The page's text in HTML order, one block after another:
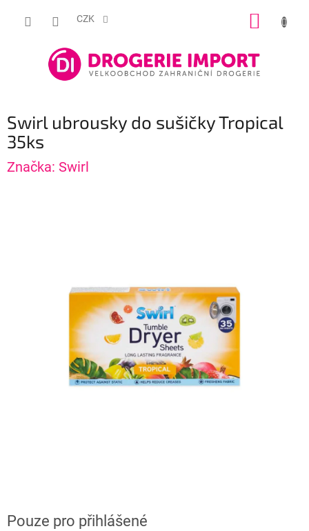
CZK
Swirl ubrousky do sušičky Tropical
35ks
Značka: Swirl
Pouze pro přihlášené